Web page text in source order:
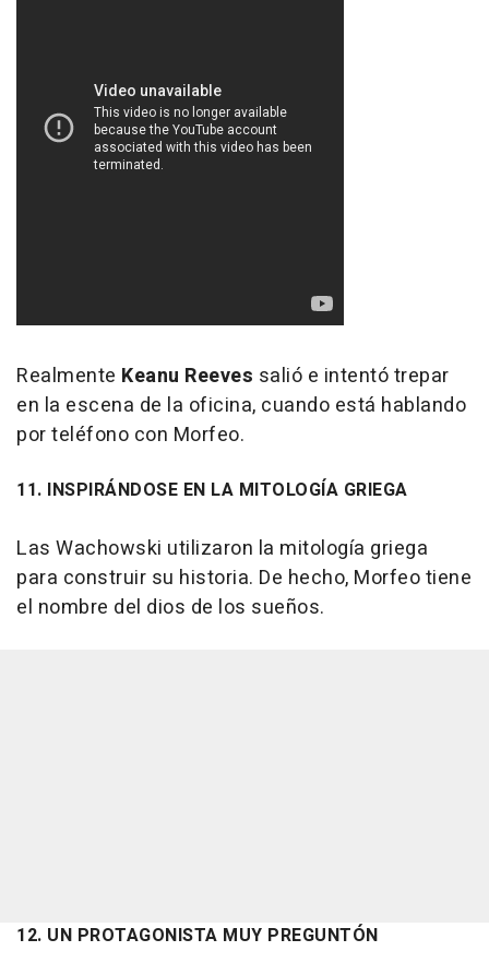
Realmente Keanu Reeves salió e intentó trepar
en la escena de la oficina, cuando está hablando
por teléfono con Morfeo.
11. INSPIRÁNDOSE EN LA MITOLOGÍA GRIEGA
Las Wachowski utilizaron la mitología griega
para construir su historia. De hecho, Morfeo tiene
el nombre del dios de los sueños.
12. UN PROTAGONISTA MUY PREGUNTÓN